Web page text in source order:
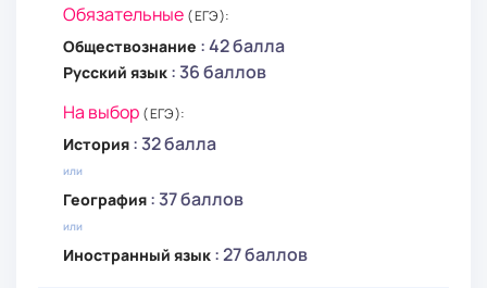
996 USD / год
5 лет
Высшее, СПО (проф.):
Россия,Беларусь,Казахстан,
Украина,
Москва и МО,
87 117 KGS / год
Обязательные ( ЕГЭ ):
Обществознание : 42 балла
Русский язык : 36 баллов
На выбор ( ЕГЭ ):
История : 32 балла
или
География : 37 баллов
или
Иностранный язык : 27 баллов